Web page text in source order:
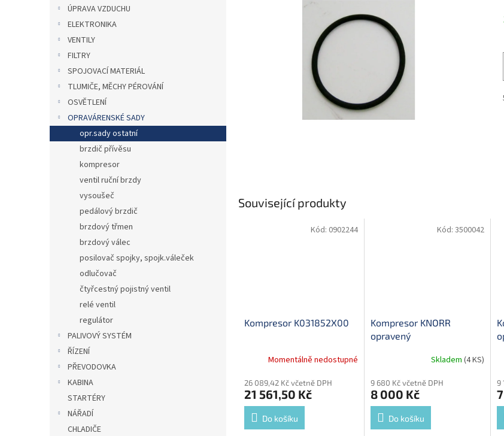
ÚPRAVA VZDUCHU
ELEKTRONIKA
VENTILY
FILTRY
SPOJOVACÍ MATERIÁL
TLUMIČE, MĚCHY PÉROVÁNÍ
OSVĚTLENÍ
OPRAVÁRENSKÉ SADY
opr.sady ostatní
brzdič přívěsu
kompresor
ventil ruční brzdy
vysoušeč
pedálový brzdič
brzdový třmen
brzdový válec
posilovač spojky, spojk.váleček
odlučovač
čtyřcestný pojistný ventil
relé ventil
regulátor
PALIVOVÝ SYSTÉM
ŘÍZENÍ
PŘEVODOVKA
KABINA
STARTÉRY
NÁŘADÍ
CHLADIČE
Související produkty
Kompresor K031852X00
Momentálně nedostupné
26 089,42 Kč včetně DPH
21 561,50 Kč
Do košíku
Kód: 0902244
Kompresor KNORR
opravený
Skladem (4 KS)
9 680 Kč včetně DPH
8 000 Kč
Do košíku
Kód: 3500042
9